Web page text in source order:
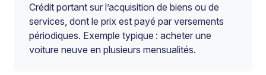
Crédit portant sur l’acquisition de biens ou de
services, dont le prix est payé par versements
périodiques. Exemple typique : acheter une
voiture neuve en plusieurs mensualités.